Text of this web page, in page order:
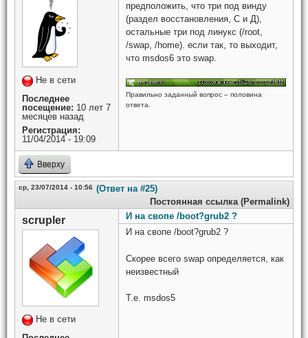
Не в сети
Последнее
посещение: 10 лет 7
месяцев назад
Регистрация:
11/04/2014 - 19:09
предположить, что три под винду
(раздел восстановления, С и Д),
остальные три под линукс (/root,
/swap, /home). если так, то выходит,
что msdos6 это swap.
Правильно заданный вопрос – половина
ответа.
Вверху
ср, 23/07/2014 - 10:56 (Ответ на #25)
Постоянная ссылка (Permalink)
scrupler
Не в сети
И на свопе /boot?grub2 ?
И на свопе /boot?grub2 ?
Скорее всего swap определяется, как
неизвестный
Т.е. msdos5